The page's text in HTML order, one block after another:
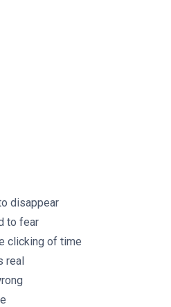
disappear
to fear
clicking of time
real